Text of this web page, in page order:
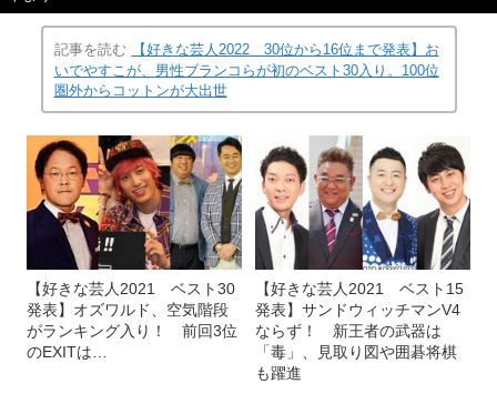
記事を読む
【好きな芸人2022 30位から16位まで発表】お
いでやすこが、男性ブランコらが初のベスト30入り。100位
圏外からコットンが大出世
【好きな芸人2021 ベスト30
発表】オズワルド、空気階段
がランキング入り！ 前回3位
のEXITは…
【好きな芸人2021 ベスト15
発表】サンドウィッチマンV4
ならず！ 新王者の武器は
「毒」、見取り図や囲碁将棋
も躍進